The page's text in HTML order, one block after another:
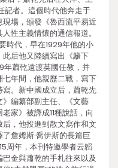
記者。這個時代他奔走于
場，頒發《魯西流平易近
性主義情懷的通信報道。
時代，早在1929年他的小
后他又陸續寫出《籬下
年蕭乾遠渡英國任教，并
年間，他親歷二戰，寫下
。新中國成立后，蕭乾先
編纂部副主任、《文藝
家》被譯成11種說話，向
，他投進到散文寫作和文
詹姆斯·喬伊斯的長篇巨
周年，本刊特邀學者云韜
金與蕭乾的手札往來以及